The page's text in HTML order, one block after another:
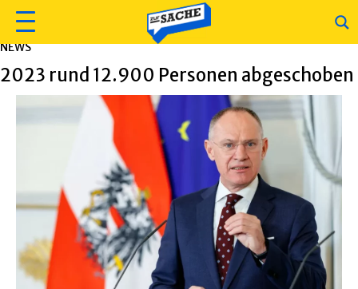
NEWS
2023 rund 12.900 Personen abgeschoben